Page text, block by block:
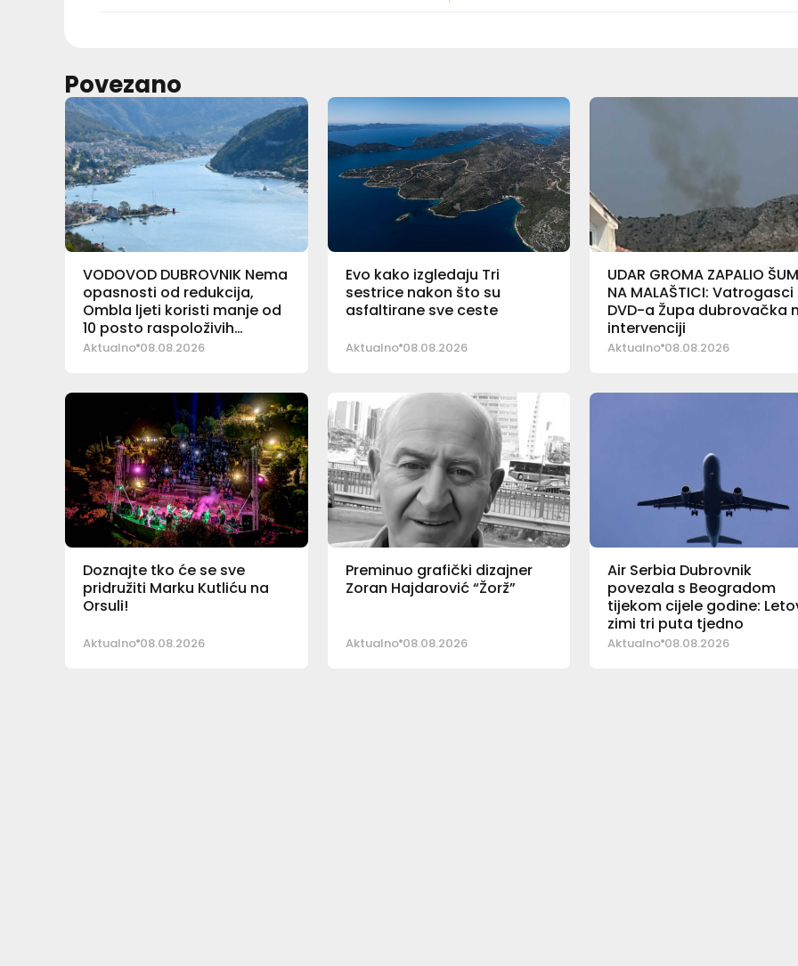
Povezano
VODOVOD DUBROVNIK Nema
opasnosti od redukcija,
Ombla ljeti koristi manje od
10 posto raspoloživih
količina vode
Aktualno 08.08.2026
Evo kako izgledaju Tri
sestrice nakon što su
asfaltirane sve ceste
Aktualno 08.08.2026
UDAR GROMA ZAPALIO
NA MALAŠTICI: Vatrogasci
DVD-a Župa dubrovačka
intervenciji
Aktualno 08.08.2026
Doznajte tko će se sve
pridružiti Marku Kutliću na
Orsuli!
Aktualno 08.08.2026
Preminuo grafički dizajner
Zoran Hajdarović “Žorž”
Aktualno 08.08.2026
Air Serbia Dubrovnik
povezala s Beogradom
tijekom cijele godine:
zimi tri puta tjedno
Aktualno 08.08.2026